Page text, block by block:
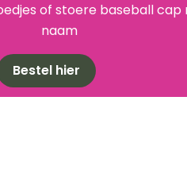
of stoere baseball cap
naam
Bestel hier